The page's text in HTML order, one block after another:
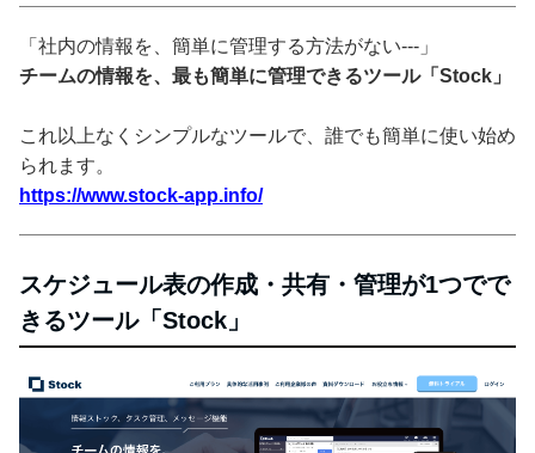
「社内の情報を、簡単に管理する方法がない---」
チームの情報を、最も簡単に管理できるツール「Stock」
これ以上なくシンプルなツールで、誰でも簡単に使い始め
られます。
https://www.stock-app.info/
スケジュール表の作成・共有・管理が1つでで
きるツール「Stock」